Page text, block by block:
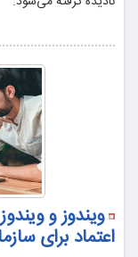
ویندوز و
اعتماد برای